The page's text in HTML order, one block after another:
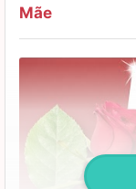
Mãe